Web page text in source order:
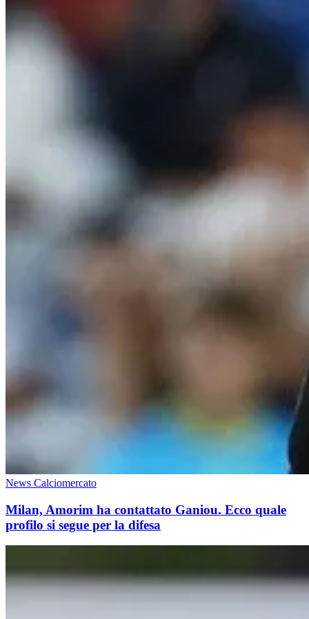
News Calciomercato
Milan, Amorim ha contattato Ganiou. Ecco quale
profilo si segue per la difesa